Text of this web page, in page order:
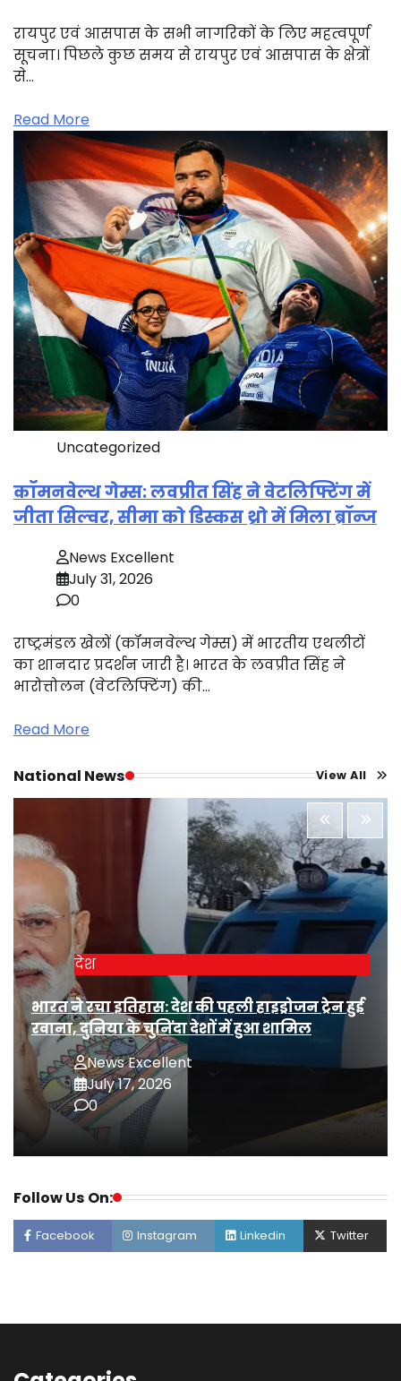
रायपुर एवं आसपास के सभी नागरिकों के लिए महत्वपूर्ण
सूचना। पिछले कुछ समय से रायपुर एवं आसपास के क्षेत्रों
से…
Read More
Uncategorized
कॉमनवेल्थ गेम्स: लवप्रीत सिंह ने वेटलिफ्टिंग में
जीता सिल्वर, सीमा को डिस्कस थ्रो में मिला ब्रॉन्ज
News Excellent
July 31, 2026
0
राष्ट्रमंडल खेलों (कॉमनवेल्थ गेम्स) में भारतीय एथलीटों
का शानदार प्रदर्शन जारी है। भारत के लवप्रीत सिंह ने
भारोत्तोलन (वेटलिफ्टिंग) की…
Read More
National News View All
देश
भारत ने रचा इतिहास: देश की पहली हाइड्रोजन ट्रेन हुई
रवाना, दुनिया के चुनिंदा देशों में हुआ शामिल
News Excellent
July 17, 2026
0
Follow Us On:
Facebook Instagram Linkedin Twitter